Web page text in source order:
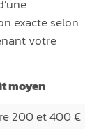
exacte selon
votre
moyen
200 et 400 €